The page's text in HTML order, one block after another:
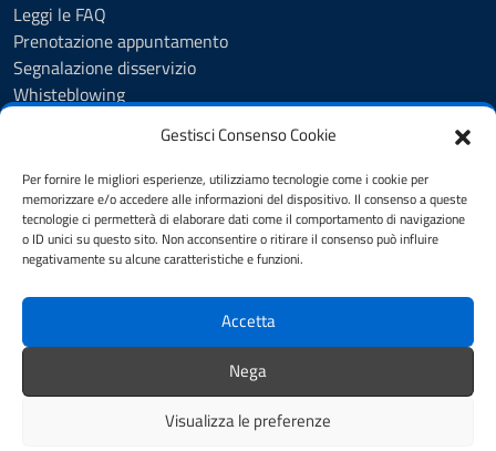
Gestisci Consenso Cookie
Per fornire le migliori esperienze, utilizziamo tecnologie come i cookie per
memorizzare e/o accedere alle informazioni del dispositivo. Il consenso a queste
tecnologie ci permetterà di elaborare dati come il comportamento di navigazione
o ID unici su questo sito. Non acconsentire o ritirare il consenso può influire
negativamente su alcune caratteristiche e funzioni.
Accetta
Nega
Visualizza le preferenze
Leggi le FAQ
Prenotazione appuntamento
Segnalazione disservizio
Whisteblowing
Albo Pretorio
Informativa privacy
Note legali
Dichiarazione di accessibilità
SEGUICI SU
Instagram Facebook